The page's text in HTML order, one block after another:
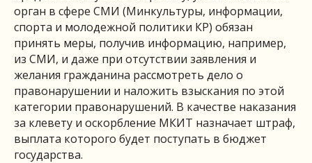
орган в сфере СМИ (Минкультуры, информации,
спорта и молодежной политики КР) обязан
принять меры, получив информацию, например,
из СМИ, и даже при отсутствии заявления и
желания гражданина рассмотреть дело о
правонарушении и наложить взыскания по этой
категории правонарушений. В качестве наказания
за клевету и оскорбление МКИТ назначает штраф,
выплата которого будет поступать в бюджет
государства.